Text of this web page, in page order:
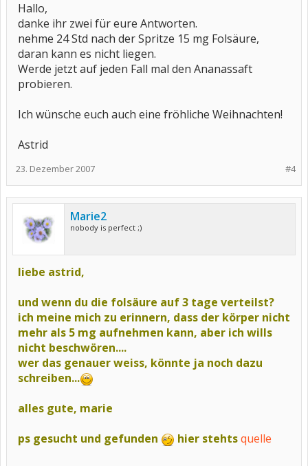
Hallo,
danke ihr zwei für eure Antworten.
nehme 24 Std nach der Spritze 15 mg Folsäure,
daran kann es nicht liegen.
Werde jetzt auf jeden Fall mal den Ananassaft
probieren.
Ich wünsche euch auch eine fröhliche Weihnachten!
Astrid
#4
23. Dezember 2007
Marie2
nobody is perfect ;)
liebe astrid,
und wenn du die folsäure auf 3 tage verteilst?
ich meine mich zu erinnern, dass der körper nicht
mehr als 5 mg aufnehmen kann, aber ich wills
nicht beschwören....
wer das genauer weiss, könnte ja noch dazu
schreiben...
alles gute, marie
ps gesucht und gefunden
hier stehtsquelle